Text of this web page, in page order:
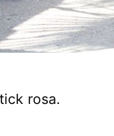
rosa.